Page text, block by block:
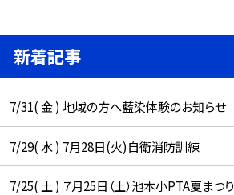
新着記事
7/31( 金 ) 地域の方へ藍染体験のお知らせ
7/29( 水 ) 7月28日(火)自衛消防訓練
7/25( 土 ) ７月25日（土）池本小PTA夏まつり